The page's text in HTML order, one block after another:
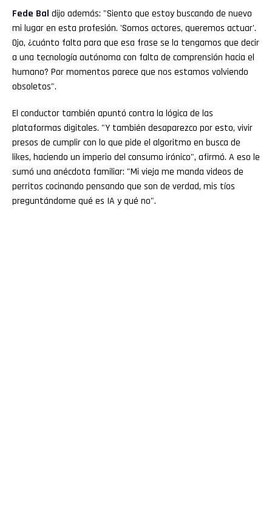
Fede Bal dijo además: "Siento que estoy buscando de nuevo
mi lugar en esta profesión. 'Somos actores, queremos actuar'.
Ojo, ¿cuánto falta para que esa frase se la tengamos que decir
a una tecnología autónoma con falta de comprensión hacia el
humano? Por momentos parece que nos estamos volviendo
obsoletos".
El conductor también apuntó contra la lógica de las
plataformas digitales. "Y también desaparezco por esto, vivir
presos de cumplir con lo que pide el algoritmo en busca de
likes, haciendo un imperio del consumo irónico", afirmó. A eso le
sumó una anécdota familiar: "Mi vieja me manda videos de
perritos cocinando pensando que son de verdad, mis tíos
preguntándome qué es IA y qué no".